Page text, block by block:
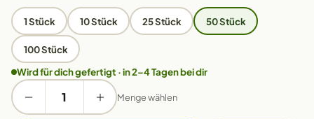
1 Stück 10 Stück 25 Stück 50 Stück
100 Stück
Wird für dich gefertigt · in 2–4 Tagen bei dir
Menge wählen